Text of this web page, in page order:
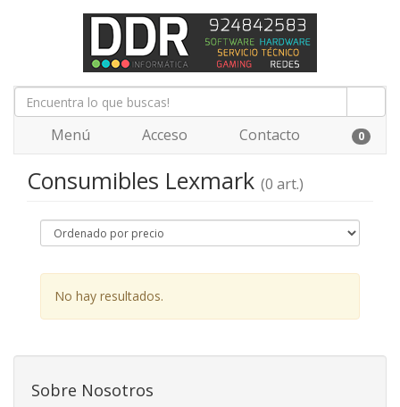
Menú Acceso Contacto 0
Consumibles Lexmark (0 art.)
No hay resultados.
Sobre Nosotros